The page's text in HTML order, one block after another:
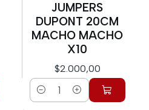
JUMPERS
DUPONT 20CM
MACHO MACHO
X10
$2.000,00
Cantidad